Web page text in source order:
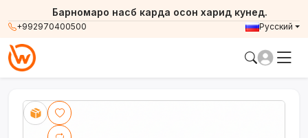
+992970400500
Барномаро насб карда осон харид кунед.
Русский